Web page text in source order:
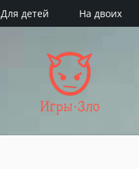
Для детей На двоих
Игры·Зло